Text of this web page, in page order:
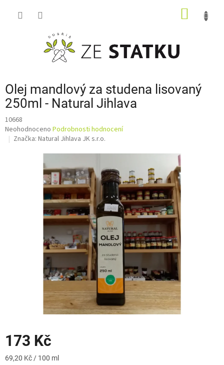
Olej mandlový za studena lisovaný
250ml - Natural Jihlava
10668
Průměrné
hodnocení
Neohodnoceno Podrobnosti hodnocení
Značka: Natural Jihlava JK s.r.o.
173 Kč
Měrná
69,20 Kč / 100 ml